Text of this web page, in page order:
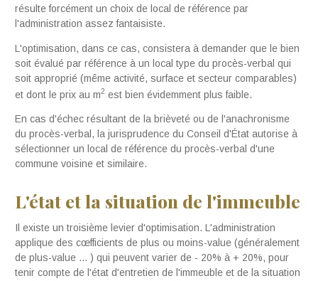
résulte forcément un choix de local de référence par
l'administration assez fantaisiste.
L'optimisation, dans ce cas, consistera à demander que le bien
soit évalué par référence à un local type du procès-verbal qui
soit approprié (même activité, surface et secteur comparables)
et dont le prix au m2 est bien évidemment plus faible.
En cas d'échec résultant de la brièveté ou de l'anachronisme
du procès-verbal, la jurisprudence du Conseil d'État autorise à
sélectionner un local de référence du procès-verbal d'une
commune voisine et similaire.
L'état et la situation de l'immeuble
Il existe un troisième levier d'optimisation. L'administration
applique des cœfficients de plus ou moins-value (généralement
de plus-value ... ) qui peuvent varier de - 20% à + 20%, pour
tenir compte de l'état d'entretien de l'immeuble et de la situation